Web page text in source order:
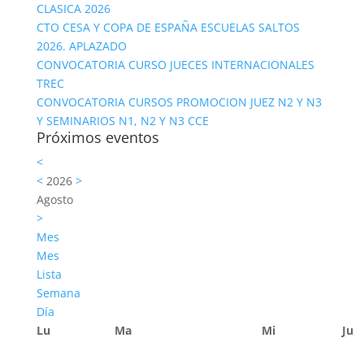
CLASICA 2026
CTO CESA Y COPA DE ESPAÑA ESCUELAS SALTOS
2026. APLAZADO
CONVOCATORIA CURSO JUECES INTERNACIONALES
TREC
CONVOCATORIA CURSOS PROMOCION JUEZ N2 Y N3
Y SEMINARIOS N1, N2 Y N3 CCE
Próximos eventos
<
<2026 >
Agosto
>
Mes
Mes
Lista
Semana
Día
Lu
Ma Mi Ju